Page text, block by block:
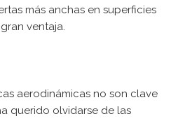
más anchas en superficies
ventaja.
aerodinámicas no son clave
querido olvidarse de las